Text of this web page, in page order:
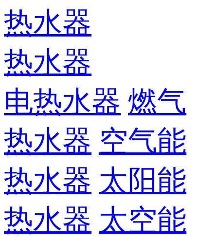
热水器
热水器
电热水器 燃气
热水器 空气能
热水器 太阳能
热水器 太空能